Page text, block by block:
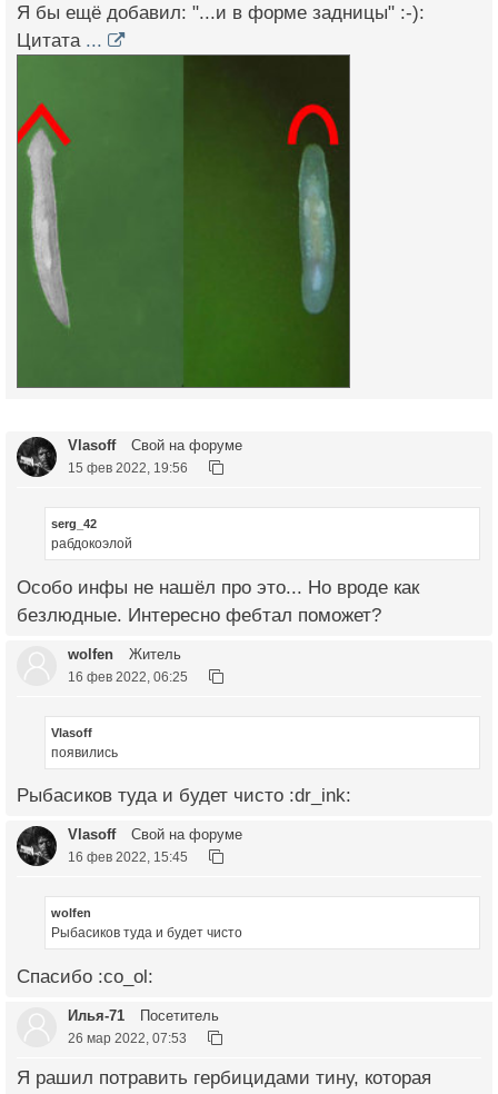
Я бы ещё добавил: "...и в форме задницы" :-):
Цитата ...
Vlasoff Свой на форуме
15 фев 2022, 19:56
serg_42
рабдокоэлой
Особо инфы не нашёл про это... Но вроде как
безлюдные. Интересно фебтал поможет?
wolfen Житель
16 фев 2022, 06:25
Vlasoff
появились
Рыбасиков туда и будет чисто :dr_ink:
Vlasoff Свой на форуме
16 фев 2022, 15:45
wolfen
Рыбасиков туда и будет чисто
Спасибо :co_ol:
Илья-71 Посетитель
26 мар 2022, 07:53
Я рашил потравить гербицидами тину, которая